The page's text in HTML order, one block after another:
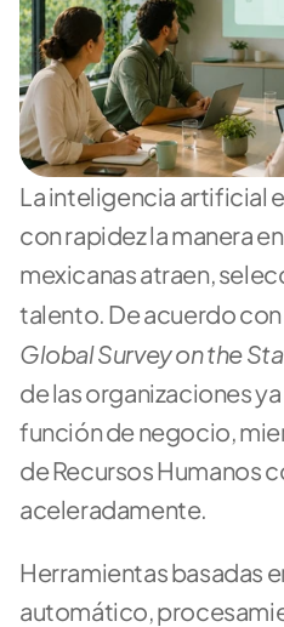
La inteligencia artificial
con rapidez la manera
mexicanas atraen,
talento. De acuerdo con
Global Survey on the
de las organizaciones ya
función de negocio,
de Recursos Humanos
aceleradamente.
Herramientas basadas
automático,